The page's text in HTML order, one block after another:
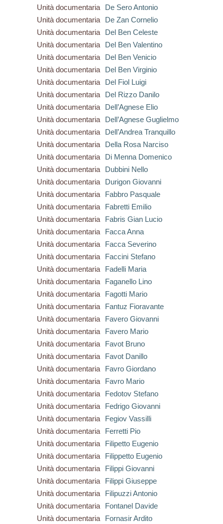
Unità documentaria
De Sero Antonio
Unità documentaria
De Zan Cornelio
Unità documentaria
Del Ben Celeste
Unità documentaria
Del Ben Valentino
Unità documentaria
Del Ben Venicio
Unità documentaria
Del Ben Virginio
Unità documentaria
Del Fiol Luigi
Unità documentaria
Del Rizzo Danilo
Unità documentaria
Dell’Agnese Elio
Unità documentaria
Dell’Agnese Guglielmo
Unità documentaria
Dell’Andrea Tranquillo
Unità documentaria
Della Rosa Narciso
Unità documentaria
Di Menna Domenico
Unità documentaria
Dubbini Nello
Unità documentaria
Durigon Giovanni
Unità documentaria
Fabbro Pasquale
Unità documentaria
Fabretti Emilio
Unità documentaria
Fabris Gian Lucio
Unità documentaria
Facca Anna
Unità documentaria
Facca Severino
Unità documentaria
Faccini Stefano
Unità documentaria
Fadelli Maria
Unità documentaria
Faganello Lino
Unità documentaria
Fagotti Mario
Unità documentaria
Fantuz Fioravante
Unità documentaria
Favero Giovanni
Unità documentaria
Favero Mario
Unità documentaria
Favot Bruno
Unità documentaria
Favot Danillo
Unità documentaria
Favro Giordano
Unità documentaria
Favro Mario
Unità documentaria
Fedotov Stefano
Unità documentaria
Fedrigo Giovanni
Unità documentaria
Fegiov Vassilli
Unità documentaria
Ferretti Pio
Unità documentaria
Filipetto Eugenio
Unità documentaria
Filippetto Eugenio
Unità documentaria
Filippi Giovanni
Unità documentaria
Filippi Giuseppe
Unità documentaria
Filipuzzi Antonio
Unità documentaria
Fontanel Davide
Unità documentaria
Fornasir Ardito